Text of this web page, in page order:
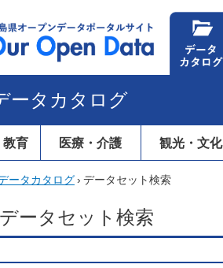
ータカタログ
教育 医療・介護 観光・文化
ータカタログ› データセット検索
データセット検索